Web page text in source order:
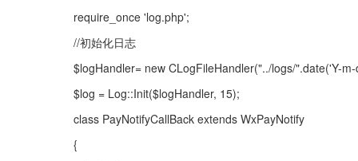
require_once 'log.php';
//初始化日志
$logHandler= new CLogFileHandler("../logs/".date('Y-
$log = Log::Init($logHandler, 15);
class PayNotifyCallBack extends WxPayNotify
{